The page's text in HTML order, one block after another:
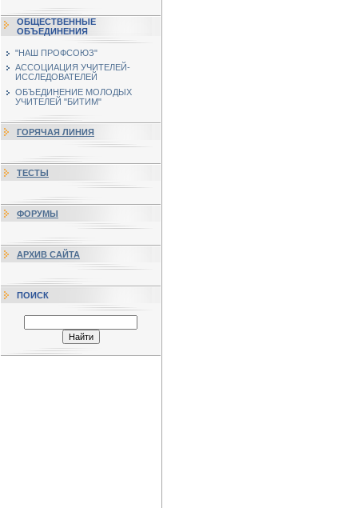
ОБЩЕСТВЕННЫЕ
ОБЪЕДИНЕНИЯ
"НАШ ПРОФСОЮЗ"
АССОЦИАЦИЯ УЧИТЕЛЕЙ-
ИССЛЕДОВАТЕЛЕЙ
ОБЪЕДИНЕНИЕ МОЛОДЫХ
УЧИТЕЛЕЙ "БИТИМ"
ГОРЯЧАЯ ЛИНИЯ
ТЕСТЫ
ФОРУМЫ
АРХИВ САЙТА
ПОИСК